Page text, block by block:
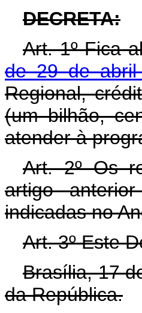
DECRETA:
Art. 1º Fica
de 29 de
Regional,
(um bilhão,
atender à
Art. 2º Os
artigo
indicadas no
Art. 3º Este
Brasília, 17
da República.